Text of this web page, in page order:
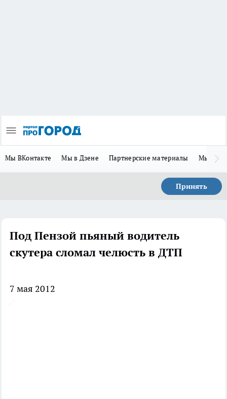
Мы ВКонтакте Мы в Дзене Партнерские материалы Мы в
Принять
Под Пензой пьяный водитель
скутера сломал челюсть в ДТП
7 мая 2012